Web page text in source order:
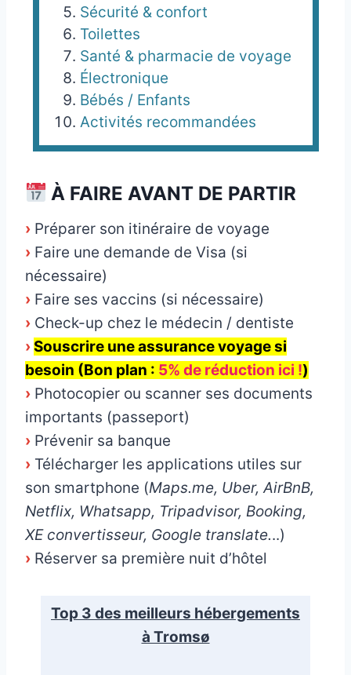
Sécurité & confort
Toilettes
Santé & pharmacie de voyage
Électronique
Bébés / Enfants
Activités recommandées
À FAIRE AVANT DE PARTIR
› Préparer son itinéraire de voyage
› Faire une demande de Visa (si
nécessaire)
› Faire ses vaccins (si nécessaire)
› Check-up chez le médecin / dentiste
› Souscrire une assurance voyage si
besoin (Bon plan : 5% de réduction ici !)
› Photocopier ou scanner ses documents
importants (passeport)
› Prévenir sa banque
› Télécharger les applications utiles sur
son smartphone (Maps.me, Uber, AirBnB,
Netflix, Whatsapp, Tripadvisor, Booking,
XE convertisseur, Google translate...)
› Réserver sa première nuit d’hôtel
Top 3 des meilleurs hébergements
à Tromsø